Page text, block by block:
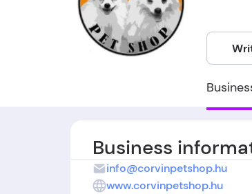
Business
info@corvinpetshop.hu
www.corvinpetshop.hu